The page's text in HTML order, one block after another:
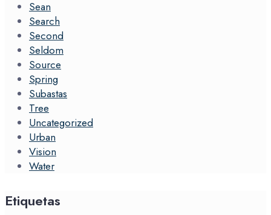
Sean
Search
Second
Seldom
Source
Spring
Subastas
Tree
Uncategorized
Urban
Vision
Water
Etiquetas